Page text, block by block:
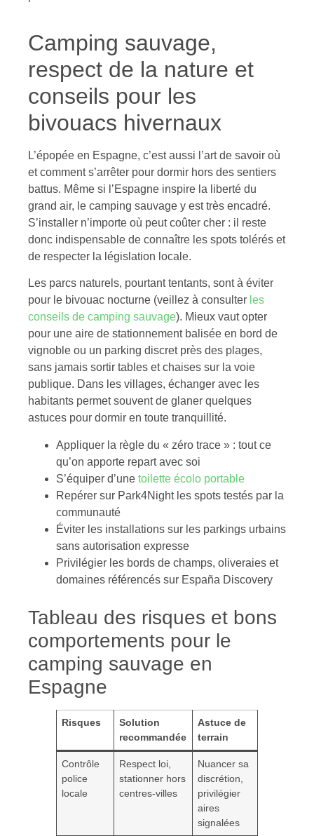
Camping sauvage,
respect de la nature et
conseils pour les
bivouacs hivernaux
L’épopée en Espagne, c’est aussi l’art de savoir où
et comment s’arrêter pour dormir hors des sentiers
battus. Même si l’Espagne inspire la liberté du
grand air, le camping sauvage y est très encadré.
S’installer n’importe où peut coûter cher : il reste
donc indispensable de connaître les spots tolérés et
de respecter la législation locale.
Les parcs naturels, pourtant tentants, sont à éviter
pour le bivouac nocturne (veillez à consulter les
conseils de camping sauvage). Mieux vaut opter
pour une aire de stationnement balisée en bord de
vignoble ou un parking discret près des plages,
sans jamais sortir tables et chaises sur la voie
publique. Dans les villages, échanger avec les
habitants permet souvent de glaner quelques
astuces pour dormir en toute tranquillité.
Appliquer la règle du « zéro trace » : tout ce
qu’on apporte repart avec soi
S’équiper d’une toilette écolo portable
Repérer sur Park4Night les spots testés par la
communauté
Éviter les installations sur les parkings urbains
sans autorisation expresse
Privilégier les bords de champs, oliveraies et
domaines référencés sur España Discovery
Tableau des risques et bons
comportements pour le
camping sauvage en
Espagne
Risques
Solution
recommandée
Astuce de
terrain
Contrôle
police
locale
Respect loi,
stationner hors
centres-villes
Nuancer sa
discrétion,
privilégier
aires
signalées